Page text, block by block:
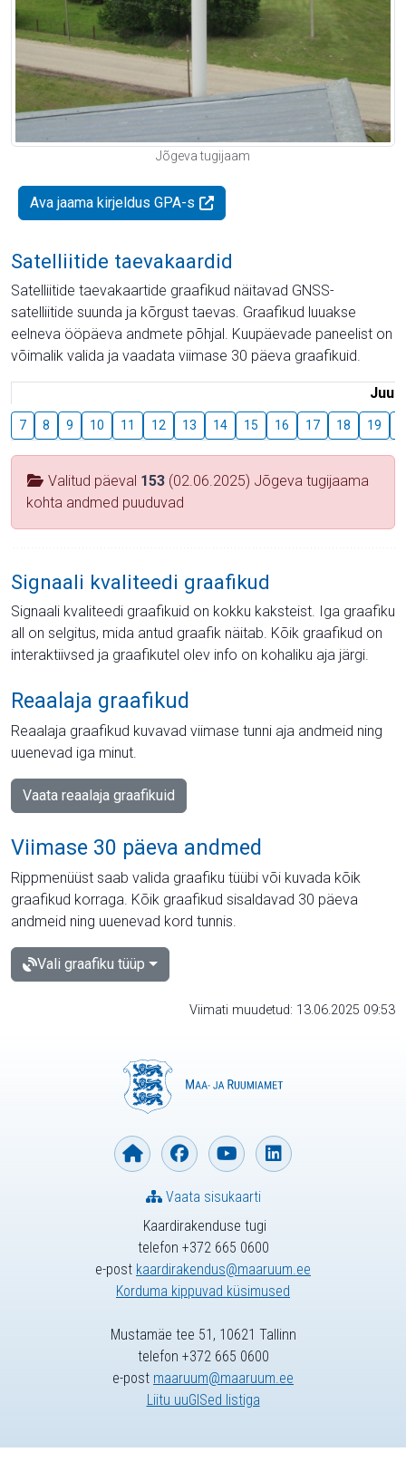
Jõgeva tugijaam
Ava jaama kirjeldus GPA-s
Satelliitide taevakaardid
Satelliitide taevakaartide graafikud näitavad GNSS-
satelliitide suunda ja kõrgust taevas. Graafikud luuakse
eelneva ööpäeva andmete põhjal. Kuupäevade paneelist on
võimalik valida ja vaadata viimase 30 päeva graafikuid.
Juuli
7 8 9 10 11 12 13 14 15 16 17 18 19
Valitud päeval 153 (02.06.2025) Jõgeva tugijaama
kohta andmed puuduvad
Signaali kvaliteedi graafikud
Signaali kvaliteedi graafikuid on kokku kaksteist. Iga graafiku
all on selgitus, mida antud graafik näitab. Kõik graafikud on
interaktiivsed ja graafikutel olev info on kohaliku aja järgi.
Reaalaja graafikud
Reaalaja graafikud kuvavad viimase tunni aja andmeid ning
uuenevad iga minut.
Vaata reaalaja graafikuid
Viimase 30 päeva andmed
Rippmenüüst saab valida graafiku tüübi või kuvada kõik
graafikud korraga. Kõik graafikud sisaldavad 30 päeva
andmeid ning uuenevad kord tunnis.
Vali graafiku tüüp
Viimati muudetud: 13.06.2025 09:53
Kaardirakenduse tugi
telefon +372 665 0600
e-post kaardirakendus@maaruum.ee
Korduma kippuvad küsimused
Vaata sisukaarti
Mustamäe tee 51, 10621 Tallinn
telefon +372 665 0600
e-post maaruum@maaruum.ee
Liitu uuGISed listiga